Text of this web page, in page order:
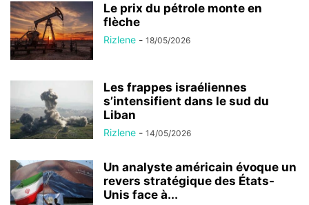
Le prix du pétrole monte en
flèche
Rizlene - 18/05/2026
Les frappes israéliennes
s’intensifient dans le sud du
Liban
Rizlene - 14/05/2026
Un analyste américain évoque un
revers stratégique des États-
Unis face à...